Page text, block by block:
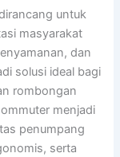
untuk
masyarakat
dan
solusi ideal bagi
rombongan
menjadi
penumpang
serta